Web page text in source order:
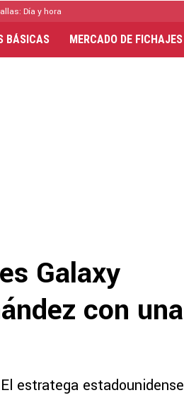
Día y hora
BÁSICAS MERCADO DE FICHAJES
Galaxy
con una
estratega estadounidense